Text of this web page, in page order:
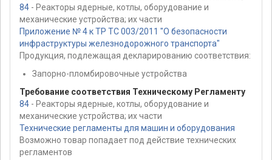
84 - Реакторы ядерные, котлы, оборудование и
механические устройства; их части
Приложение № 4 к ТР ТС 003/2011 "О безопасности
инфраструктуры железнодорожного транспорта"
Продукция, подлежащая декларированию соответствия:
Запорно-пломбировочные устройства
Требование соответствия Техническому Регламенту
84 - Реакторы ядерные, котлы, оборудование и
механические устройства; их части
Технические регламенты для машин и оборудования
Возможно товар попадает под действие технических
регламентов